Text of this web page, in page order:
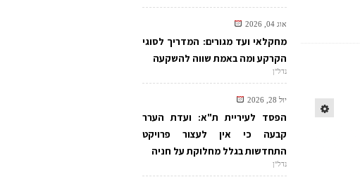
אוג 04, 2026
מחקלאי ועד מגורים: המדריך לסוגי
הקרקע ומה באמת שווה להשקעה
נדל"ן
יול 28, 2026
הפסד לעיריית ת"א: ועדת הערר
קבעה כי אין לעצור פרויקט
התחדשות בגלל מחלוקת על חניה
נדל"ן